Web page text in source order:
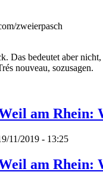
zweierpasch
Das bedeutet aber
nouveau, sozusagen.
am Rhein:
11/2019 - 13:25
am Rhein: